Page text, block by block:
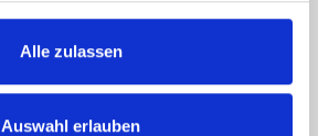
Alle zulassen
Auswahl erlauben
Einwilligung jederzeit für die Zukunft per E-Mail
widerrufen. *
Absenden